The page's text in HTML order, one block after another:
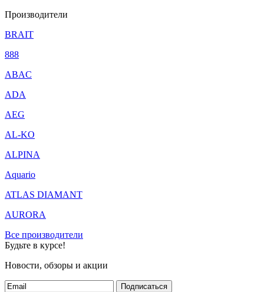
Производители
BRAIT
888
ABAC
ADA
AEG
AL-KO
ALPINA
Aquario
ATLAS DIAMANT
AURORA
Все производители
Будьте в курсе!
Новости, обзоры и акции
Подписаться